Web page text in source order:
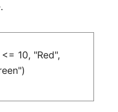
.
10, "Red",